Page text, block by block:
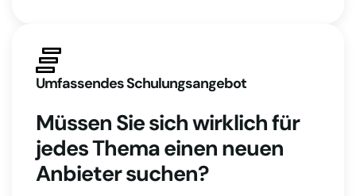
Umfassendes Schulungsangebot
Müssen Sie sich wirklich für
jedes Thema einen neuen
Anbieter suchen?